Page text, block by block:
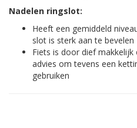
Nadelen ringslot:
Heeft een gemiddeld
slot is sterk aan te bevelen
Fiets is door dief
advies om tevens een
gebruiken